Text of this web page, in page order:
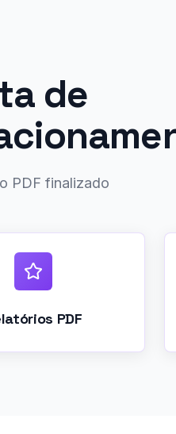
de
PDF finalizado
PDF